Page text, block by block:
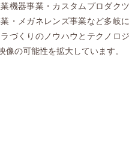
機器事業・カスタムプロダクツ
・メガネレンズ事業など多岐に
づくりのノウハウとテクノロジ
の可能性を拡大しています。